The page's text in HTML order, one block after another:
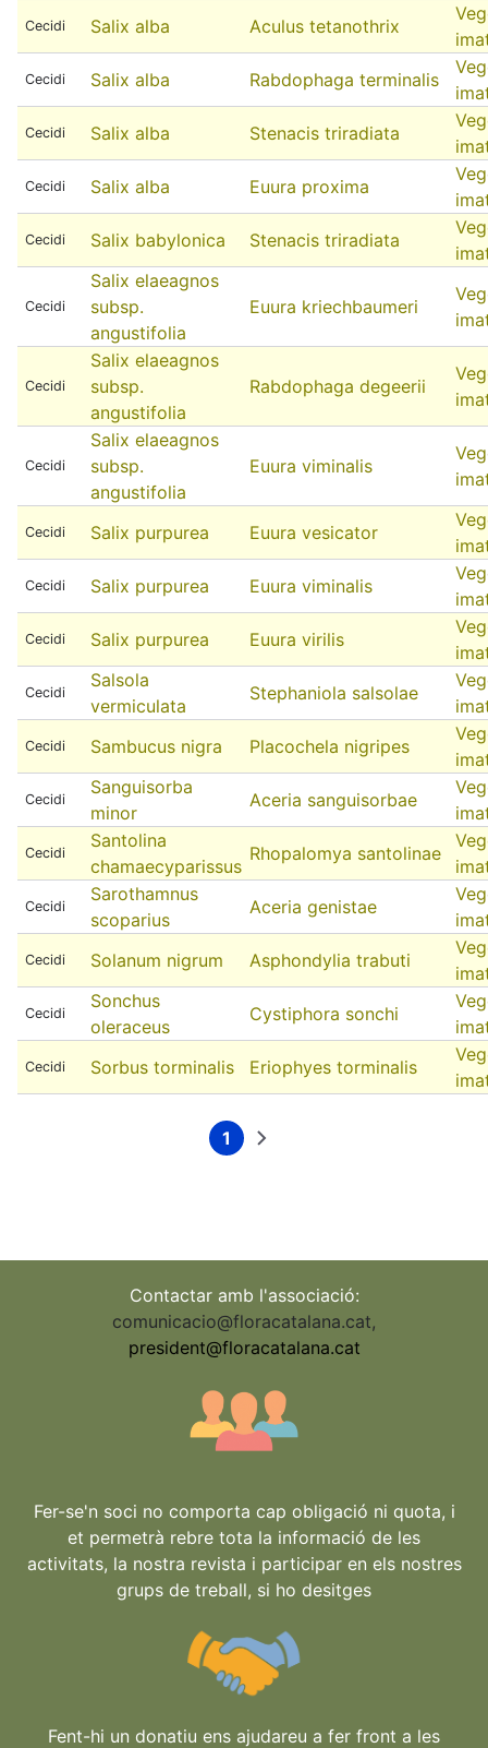
Cecidi Salix alba Aculus tetanothrix
Cecidi Salix alba Rabdophaga terminalis
Cecidi Salix alba Stenacis triradiata
Cecidi Salix alba Euura proxima
Cecidi Salix babylonica Stenacis triradiata
Cecidi
Salix elaeagnos
subsp.
angustifolia
Euura kriechbaumeri
Cecidi
Salix elaeagnos
subsp.
angustifolia
Rabdophaga degeerii
Cecidi
Salix elaeagnos
subsp.
angustifolia
Euura viminalis
Cecidi Salix purpurea Euura vesicator
Cecidi Salix purpurea Euura viminalis
Cecidi Salix purpurea Euura virilis
Cecidi
Salsola
vermiculata
Stephaniola salsolae
Cecidi Sambucus nigra Placochela nigripes
Cecidi
Sanguisorba
minor
Aceria sanguisorbae
Cecidi
Santolina
chamaecyparissus
Rhopalomya santolinae
Cecidi
Sarothamnus
scoparius
Aceria genistae
Cecidi Solanum nigrum Asphondylia trabuti
Cecidi
Sonchus
oleraceus
Cystiphora sonchi
Cecidi Sorbus torminalis Eriophyes torminalis
Current
1
Next
Contactar amb l'associació:
comunicacio@floracatalana.cat,
president@floracatalana.cat
Fer-se'n soci no comporta cap obligació ni quota, i
et permetrà rebre tota la informació de les
activitats, la nostra revista i participar en els nostres
grups de treball, si ho desitges
Fent-hi un donatiu ens ajudareu a fer front a les